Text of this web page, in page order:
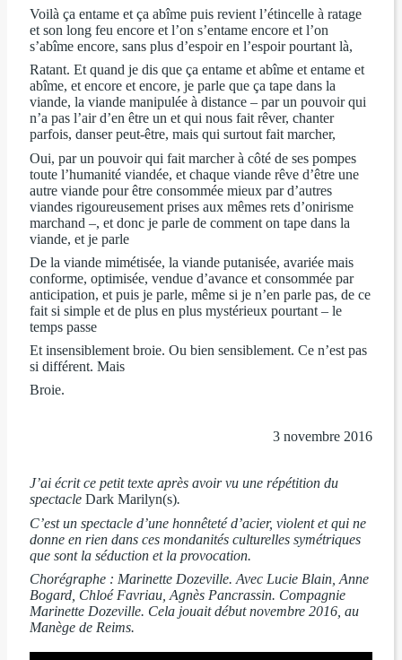
Voilà ça entame et ça abîme puis revient l’étincelle à ratage
et son long feu encore et l’on s’entame encore et l’on
s’abîme encore, sans plus d’espoir en l’espoir pourtant là,
Ratant. Et quand je dis que ça entame et abîme et entame et
abîme, et encore et encore, je parle que ça tape dans la
viande, la viande manipulée à distance – par un pouvoir qui
n’a pas l’air d’en être un et qui nous fait rêver, chanter
parfois, danser peut-être, mais qui surtout fait marcher,
Oui, par un pouvoir qui fait marcher à côté de ses pompes
toute l’humanité viandée, et chaque viande rêve d’être une
autre viande pour être consommée mieux par d’autres
viandes rigoureusement prises aux mêmes rets d’onirisme
marchand –, et donc je parle de comment on tape dans la
viande, et je parle
De la viande mimétisée, la viande putanisée, avariée mais
conforme, optimisée, vendue d’avance et consommée par
anticipation, et puis je parle, même si je n’en parle pas, de ce
fait si simple et de plus en plus mystérieux pourtant – le
temps passe
Et insensiblement broie. Ou bien sensiblement. Ce n’est pas
si différent. Mais
Broie.
3 novembre 2016
J’ai écrit ce petit texte après avoir vu une répétition du
spectacle Dark Marilyn(s).
C’est un spectacle d’une honnêteté d’acier, violent et qui ne
donne en rien dans ces mondanités culturelles symétriques
que sont la séduction et la provocation.
Chorégraphe : Marinette Dozeville. Avec Lucie Blain, Anne
Bogard, Chloé Favriau, Agnès Pancrassin. Compagnie
Marinette Dozeville. Cela jouait début novembre 2016, au
Manège de Reims.